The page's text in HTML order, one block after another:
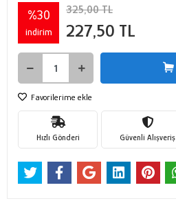
%30
indirim
325,00 TL
227,50 TL
Favorilerime ekle
Hızlı Gönderi Güvenli Alışveriş